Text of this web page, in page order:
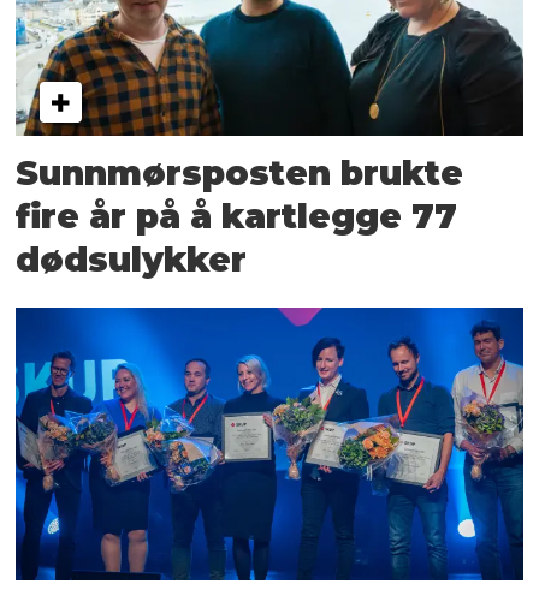
Sunnmørsposten brukte
fire år på å kartlegge 77
dødsulykker